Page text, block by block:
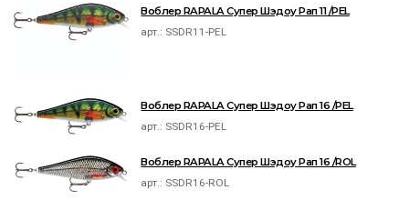
Воблер RAPALA Супер Шэдоу Рап 11 /PEL
арт.: SSDR11-PEL
Воблер RAPALA Супер Шэдоу Рап 16 /PEL
арт.: SSDR16-PEL
Воблер RAPALA Супер Шэдоу Рап 16 /ROL
арт.: SSDR16-ROL